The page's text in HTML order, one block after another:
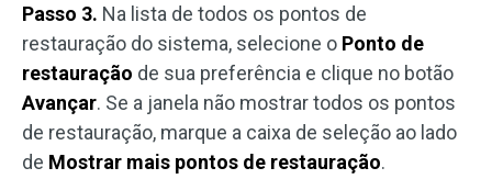
Passo 3. Na lista de todos os pontos de
restauração do sistema, selecione o Ponto de
restauração de sua preferência e clique no botão
Avançar. Se a janela não mostrar todos os pontos
de restauração, marque a caixa de seleção ao lado
de Mostrar mais pontos de restauração.